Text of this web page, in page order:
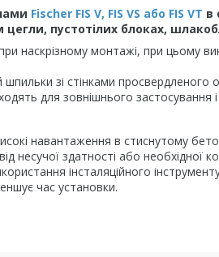
Fischer FIS V, FIS VS або FIS VT в
пустотілих блоках,
наскрізному монтажі, при цьому
зі стінками просвердленого
для зовнішнього застосування
навантаження в стиснутому
несучої здатності або необхідної
інсталяційного
час установки.